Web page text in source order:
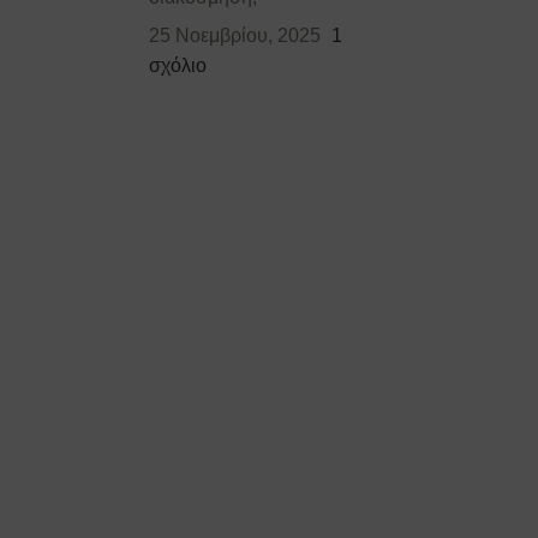
25 Νοεμβρίου, 2025
1
σχόλιο